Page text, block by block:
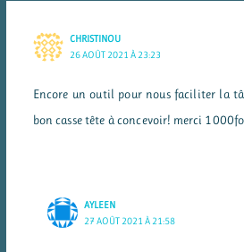
CHRISTINOU
26 AOÛT 2021 À 23:23
Encore un outil pour nous faciliter la
bon casse tête à concevoir! merci
AYLEEN
27 AOÛT 2021 À 21:58